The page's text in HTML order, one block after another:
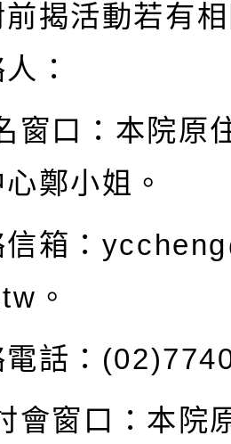
揭活動若有
：
窗口：本院原
鄭小姐。
箱：
。
話：
會窗口：本院